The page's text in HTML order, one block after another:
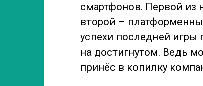
смартфонов. Первой из
второй –
успехи последней игры
на достигнутом. Ведь
принёс в копилку